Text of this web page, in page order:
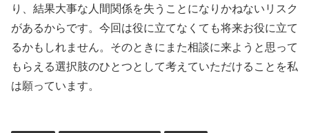
り、結果大事な人間関係を失うことになりかねないリスク
があるからです。今回は役に立てなくても将来お役に立て
るかもしれません。そのときにまた相談に来ようと思って
もらえる選択肢のひとつとして考えていただけることを私
は願っています。